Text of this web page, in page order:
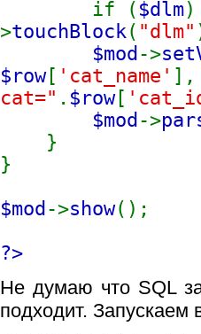
if ( $dlm
>touchBlock( "dlm"
$mod ->
$row[ 'cat_name'
cat=" . $row[
$mod ->
}
}
$mod ->show();
?>
Не думаю что SQL
подходит. Запускаем